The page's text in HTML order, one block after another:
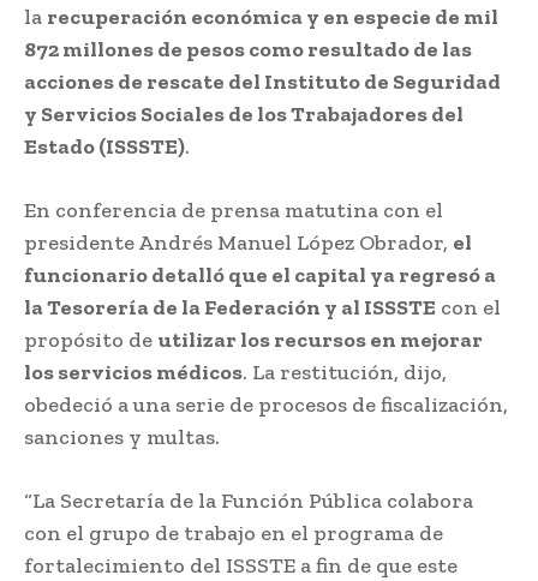
la recuperación económica y en especie de mil
872 millones de pesos como resultado de las
acciones de rescate del Instituto de Seguridad
y Servicios Sociales de los Trabajadores del
Estado (ISSSTE).
En conferencia de prensa matutina con el
presidente Andrés Manuel López Obrador, el
funcionario detalló que el capital ya regresó a
la Tesorería de la Federación y al ISSSTE con el
propósito de utilizar los recursos en mejorar
los servicios médicos. La restitución, dijo,
obedeció a una serie de procesos de fiscalización,
sanciones y multas.
“La Secretaría de la Función Pública colabora
con el grupo de trabajo en el programa de
fortalecimiento del ISSSTE a fin de que este